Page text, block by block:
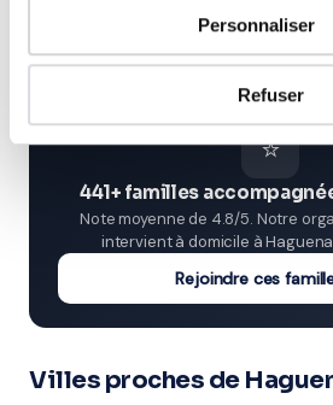
Personnaliser
Refuser
Adultes (Supérieur & Adultes)
⭐
441+ familles
Note moyenne de 4.8/5. Notre
intervient à domicile à
Rejoindre ces
Villes proches de